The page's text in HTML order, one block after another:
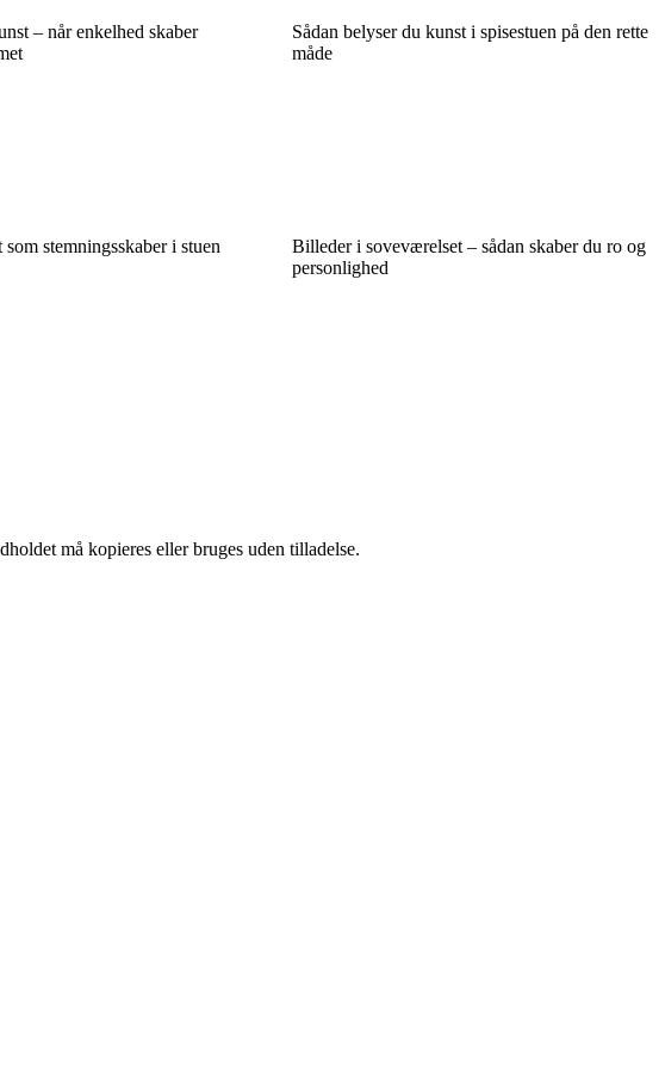
– når enkelhed skaber
Sådan belyser du kunst i spisestuen på den rette
måde
stemningsskaber i stuen
Billeder i soveværelset – sådan skaber du ro og
personlighed
må kopieres eller bruges uden tilladelse.